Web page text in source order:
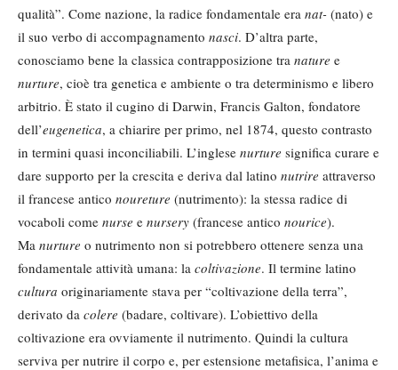
qualità”. Come nazione, la radice fondamentale era nat- (nato) e
il suo verbo di accompagnamento nasci. D’altra parte,
conosciamo bene la classica contrapposizione tra nature e
nurture, cioè tra genetica e ambiente o tra determinismo e libero
arbitrio. È stato il cugino di Darwin, Francis Galton, fondatore
dell’eugenetica, a chiarire per primo, nel 1874, questo contrasto
in termini quasi inconciliabili. L’inglese nurture significa curare e
dare supporto per la crescita e deriva dal latino nutrire attraverso
il francese antico noureture (nutrimento): la stessa radice di
vocaboli come nurse e nursery (francese antico nourice).
Ma nurture o nutrimento non si potrebbero ottenere senza una
fondamentale attività umana: la coltivazione. Il termine latino
cultura originariamente stava per “coltivazione della terra”,
derivato da colere (badare, coltivare). L’obiettivo della
coltivazione era ovviamente il nutrimento. Quindi la cultura
serviva per nutrire il corpo e, per estensione metafisica, l’anima e